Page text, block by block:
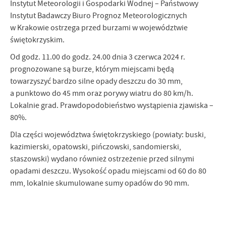
Instytut Meteorologii i Gospodarki Wodnej – Państwowy
Instytut Badawczy Biuro Prognoz Meteorologicznych
w Krakowie ostrzega przed burzami w województwie
świętokrzyskim.
Od godz. 11.00 do godz. 24.00 dnia 3 czerwca 2024 r.
prognozowane są burze, którym miejscami będą
towarzyszyć bardzo silne opady deszczu do 30 mm,
a punktowo do 45 mm oraz porywy wiatru do 80 km/h.
Lokalnie grad. Prawdopodobieństwo wystąpienia zjawiska –
80%.
Dla części województwa świętokrzyskiego (powiaty: buski,
kazimierski, opatowski, pińczowski, sandomierski,
staszowski) wydano również ostrzeżenie przed silnymi
opadami deszczu. Wysokość opadu miejscami od 60 do 80
mm, lokalnie skumulowane sumy opadów do 90 mm.
personalizację określonych funkcjonalności czy prezentowanych
treści.
Dzięki tym plikom cookies możemy zapewnić Ci większy komfort
korzystania z funkcjonalności naszej strony poprzez dopasowanie
funkcjonalne i personalizacyjne pliki cookies gwarantuje
dostępność większej ilości funkcji na stronie.
Więcej
Analityczne
Analityczne pliki cookies pomagają nam rozwijać się i
dostosowywać do Twoich potrzeb.
Cookies analityczne pozwalają na uzyskanie informacji w zakresie
wykorzystywania witryny internetowej, miejsca oraz częstotliwości,
ocenę naszych serwisów internetowych pod względem ich
popularności wśród użytkowników. Zgromadzone informacje są
przetwarzane w formie zanonimizowanej. Wyrażenie zgody na
analityczne pliki cookies gwarantuje dostępność wszystkich
funkcjonalności.
Więcej
Reklamowe
Dzięki reklamowym plikom cookies prezentujemy Ci najciekawsze
informacje i aktualności na stronach naszych partnerów.
Promocyjne pliki cookies służą do prezentowania Ci naszych
komunikatów na podstawie analizy Twoich upodobań oraz Twoich
Więcej